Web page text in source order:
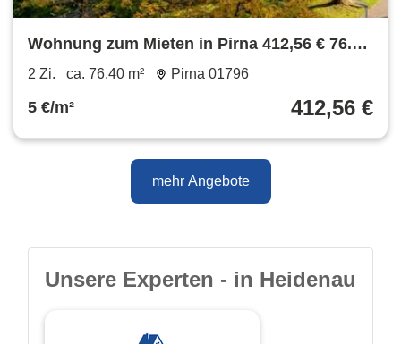
Wohnung zum Mieten in Pirna 412,56 € 76.4
m²
2 Zi. ca. 76,40 m² Pirna 01796
5 €/m² 412,56 €
mehr Angebote
Unsere Experten - in Heidenau